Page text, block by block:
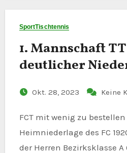
SportTischtennis
1. Mannschaft
deutlicher
Okt. 28, 2023 Keine
FCT mit wenig zu bestellen – könnte man die
Heimniederlage des FC
der Herren Bezirksklasse